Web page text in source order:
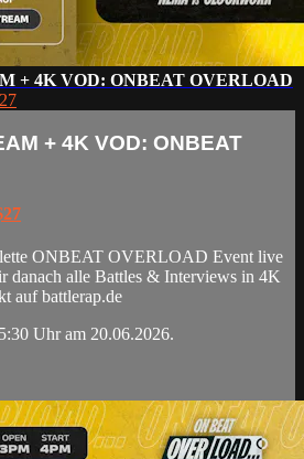
+ 4K VOD: ONBEAT OVERLOAD
+ 4K VOD: ONBEAT
ONBEAT OVERLOAD Event live
danach alle Battles & Interviews in 4K
auf battlerap.de
Uhr am 20.06.2026.